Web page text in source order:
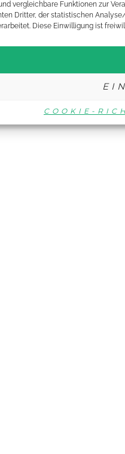
vergleichbare Funktionen zur
Dritter, der statistischen
Diese Einwilligung ist
COOKIE-